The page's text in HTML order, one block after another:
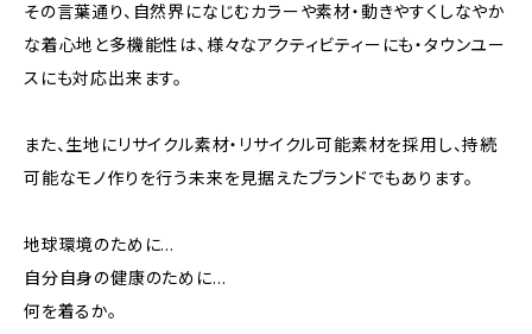
その言葉通り、自然界になじむカラーや素材・動きやすくしなやか
な着心地と多機能性は、様々なアクティビティーにも・タウンユー
スにも対応出来ます。
また、生地にリサイクル素材・リサイクル可能素材を採用し、持続
可能なモノ作りを行う未来を見据えたブランドでもあります。
地球環境のために…
自分自身の健康のために…
何を着るか。